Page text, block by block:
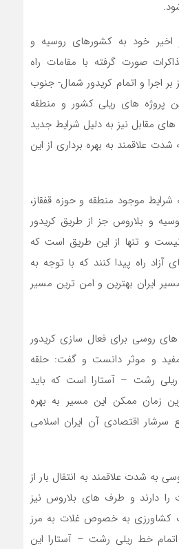
اخیر خود به کشورهای روسیه و
صورت گرفته با مقامات راه
تمرکز بر اجرا و اتمام کریدور شمال- جنوب
پروژه های ریلی کشور و منطقه
مقابل نیز به دلیل شرایط جدید
علاقمند به بهره برداری از این
شرایط موجود منطقه و حوزه قفقاز،
و بلاروس جز از طریق کریدور
و تنها از این طریق است که
آزاد راه پیدا کنند که با توجه به
ایران بهترین و امن ترین مسیر
روسی برای فعال سازی کریدور
و موثر دانست و گفت: حلقه
رشت – آستارا است که باید
زمان ممکن این مسیر به بهره
سرشار اقتصادی آن ایران اسلامی
به شدت علاقمند به انتقال بار از
را دارند و طرف های بلاروس نیز
کشاورزی به خصوص غلات به مرز
خط ریلی رشت – آستارا این